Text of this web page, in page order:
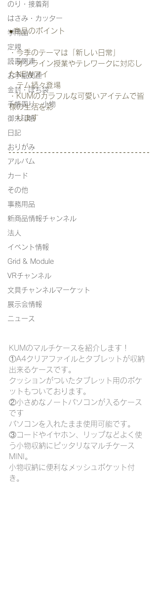
のり・接着剤
はさみ・カッター
学用品
定規
読書関連
お手紙関連
金封・ぽち袋
手帳周り・小物
御朱印帳
日記
おりがみ
アルバム
カード
その他
事務用品
新商品情報チャンネル
法人
イベント情報
Grid & Module
VRチャンネル
文具チャンネルマーケット
展示会情報
ニュース
●商品のポイント
・今季のテーマは「新しい日常」
・オンライン授業やテレワークに対応し
たNEWアイ
   テム続々登場
・KUMのカラフルな可愛いアイテムで皆
様の生活を彩
   ります
KUMのマルチケースを紹介します！
①A4クリアファイルとタブレットが収納
出来るケースです。
クッションがついたタブレット用のポケ
ットもついております。
②小さめなノートパソコンが入るケース
です
パソコンを入れたまま使用可能です。
③コードやイヤホン、リップなどよく使
う小物収納にピッタリなマルチケース
MINI。
小物収納に便利なメッシュポケット付
き。